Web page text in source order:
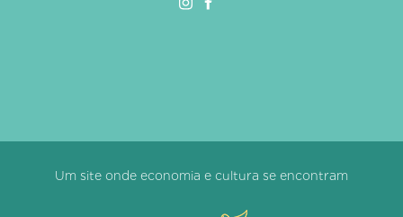
Um site onde economia e cultura se encontram